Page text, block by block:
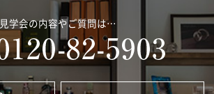
見学会の内容やご質問は…